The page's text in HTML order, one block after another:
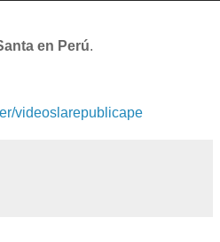
en Perú.
videoslarepublicape